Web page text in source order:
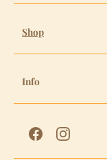
Shop
Info